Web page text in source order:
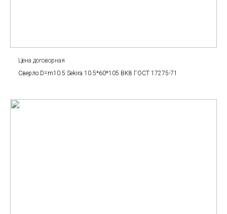
Цена договорная
Сверло D=m10.5 Sekira 10.5*60*105 BK8 ГОСТ 17275-71